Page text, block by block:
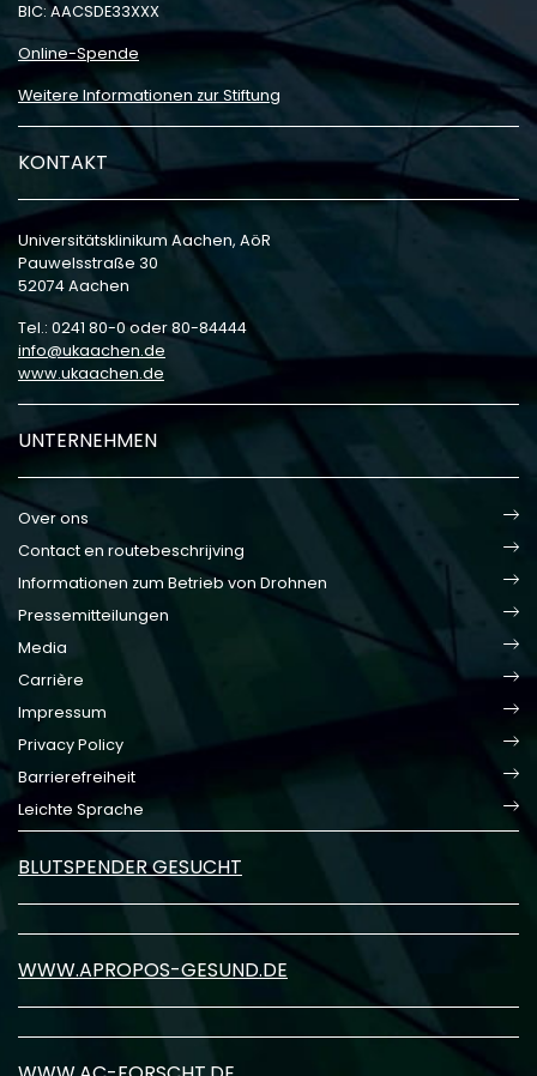
BIC: AACSDE33XXX
Online-Spende
Weitere Informationen zur Stiftung
KONTAKT
Universitätsklinikum Aachen, AöR
Pauwelsstraße 30
52074 Aachen
Tel.: 0241 80-0 oder 80-84444
info
ukaachen de
www.ukaachen.de
UNTERNEHMEN
Over ons
Contact en routebeschrijving
Informationen zum Betrieb von Drohnen
Pressemitteilungen
Media
Carrière
Impressum
Privacy Policy
Barrierefreiheit
Leichte Sprache
BLUTSPENDER GESUCHT
WWW.APROPOS-GESUND.DE